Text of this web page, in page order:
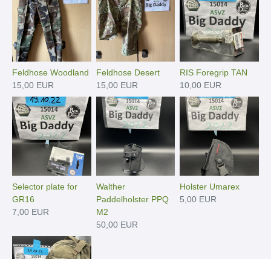
Feldhose Woodland
15,00 EUR
Feldhose Desert
15,00 EUR
RIS Foregrip TAN
10,00 EUR
Selector plate for
GR16
7,00 EUR
Walther
Paddelholster PPQ
M2
50,00 EUR
Holster Umarex
5,00 EUR